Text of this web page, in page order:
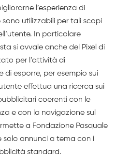
l’esperienza di
utilizzabili per tali scopi
In particolare
si avvale anche del Pixel di
per l’attività di
esporre, per esempio sui
effettua una ricerca sui
coerenti con le
e con la navigazione sul
a Fondazione Pasquale
solo annunci a tema con i
standard.